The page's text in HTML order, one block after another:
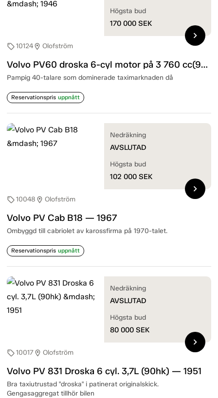
sell10124location_on Olofström
Volvo PV60 droska 6-cyl motor på 3 760 cc(90hk) — 1946
Pampig 40-talare som dominerade taximarknaden då
Reservationspris uppnått
Högsta bud
170 000 SEK
chevron_right
sell10048 location_on Olofström
Volvo PV Cab B18 — 1967
Ombyggd till cabriolet av karossfirma på 1970-talet.
Reservationspris uppnått
Nedräkning
AVSLUTAD
Högsta bud
102 000 SEK
chevron_right
sell10017location_on Olofström
Volvo PV 831 Droska 6 cyl. 3,7L (90hk) — 1951
Bra taxiutrustad "droska" i patinerat originalskick.
Gengasaggregat tillhör bilen
Nedräkning
AVSLUTAD
Högsta bud
80 000 SEK
chevron_right